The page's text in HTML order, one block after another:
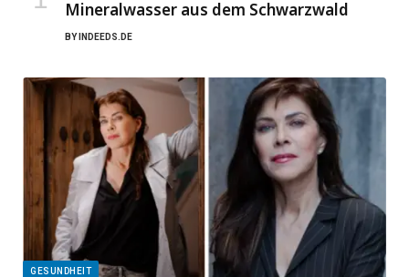
Mineralwasser aus dem Schwarzwald
BY INDEEDS.DE
GESUNDHEIT